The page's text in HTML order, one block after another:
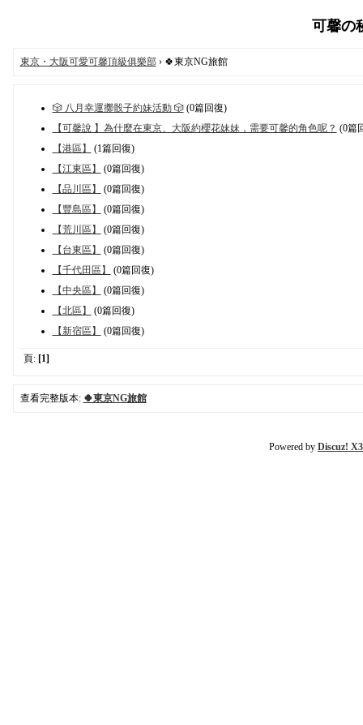
可馨の
東京・大阪可愛可馨頂級俱樂部› 🍀東京NG旅館
🎲 八月幸運擲骰子約妹活動 🎲(0篇回復)
【可馨說 】為什麼在東京、大阪約櫻花妹妹，需要可馨的角色呢？ (0篇
【港區】
(1篇回復)
【江東區】
(0篇回復)
【品川區】
(0篇回復)
【豐島區】
(0篇回復)
【荒川區】
(0篇回復)
【台東區】
(0篇回復)
【千代田區】
(0篇回復)
【中央區】
(0篇回復)
【北區】
(0篇回復)
【新宿區】
(0篇回復)
頁: [1]
查看完整版本: 🍀東京NG旅館
Powered by Discuz!